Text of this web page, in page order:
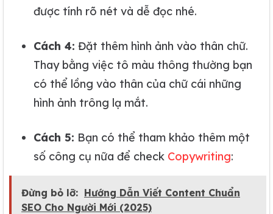
được tính rõ nét và dễ đọc nhé.
Cách 4: Đặt thêm hình ảnh vào thân chữ.
Thay bằng việc tô màu thông thường bạn
có thể lồng vào thân của chữ cái những
hình ảnh trông lạ mắt.
Cách 5: Bạn có thể tham khảo thêm một
số công cụ nữa để check Copywriting:
Đừng bỏ lỡ: Hướng Dẫn Viết Content Chuẩn
SEO Cho Người Mới (2025)